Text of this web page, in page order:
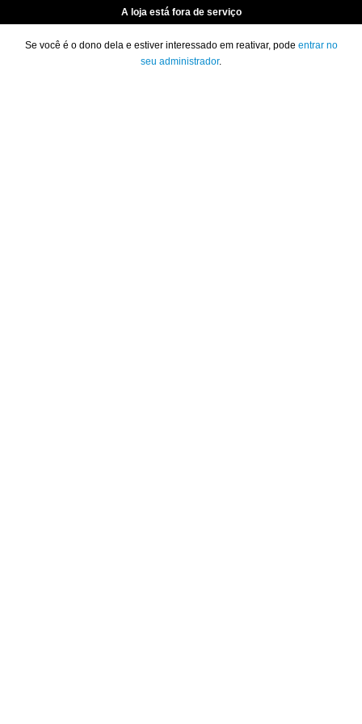
A loja está fora de serviço
Se você é o dono dela e estiver interessado em reativar, pode entrar no
seu administrador.